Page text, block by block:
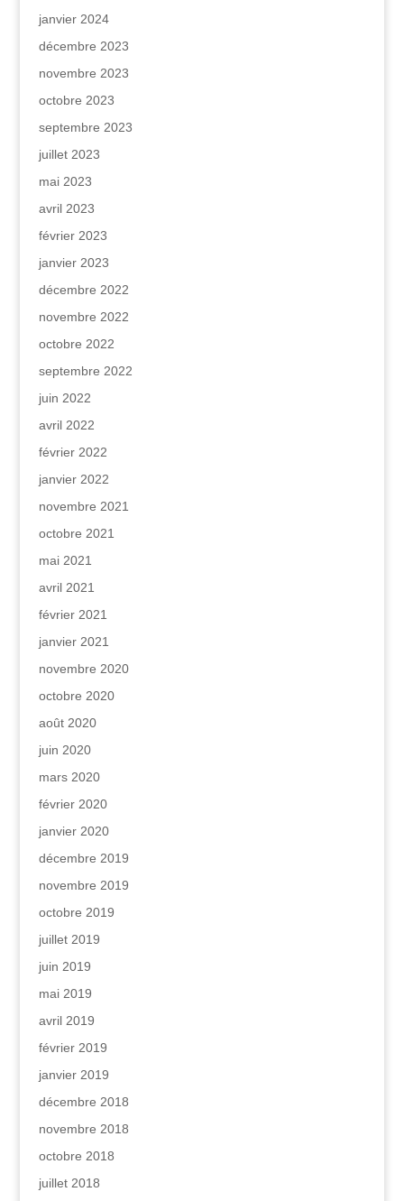
janvier 2024
décembre 2023
novembre 2023
octobre 2023
septembre 2023
juillet 2023
mai 2023
avril 2023
février 2023
janvier 2023
décembre 2022
novembre 2022
octobre 2022
septembre 2022
juin 2022
avril 2022
février 2022
janvier 2022
novembre 2021
octobre 2021
mai 2021
avril 2021
février 2021
janvier 2021
novembre 2020
octobre 2020
août 2020
juin 2020
mars 2020
février 2020
janvier 2020
décembre 2019
novembre 2019
octobre 2019
juillet 2019
juin 2019
mai 2019
avril 2019
février 2019
janvier 2019
décembre 2018
novembre 2018
octobre 2018
juillet 2018